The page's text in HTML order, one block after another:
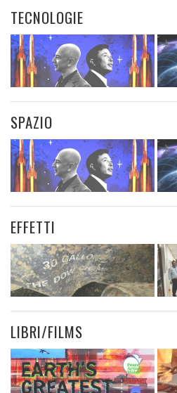
TECNOLOGIE
SPAZIO
EFFETTI
LIBRI/FILMS